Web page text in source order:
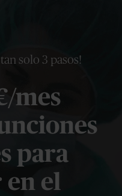
solo 3 pasos!
mes
para
en el